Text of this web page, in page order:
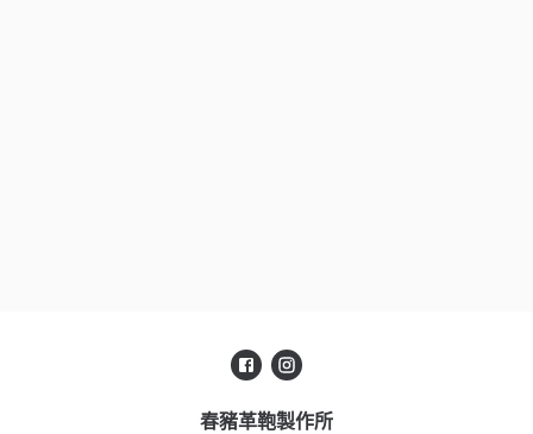
春豬革鞄製作所